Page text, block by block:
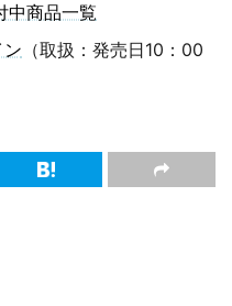
中商品一覧
（取扱：発売日10：00